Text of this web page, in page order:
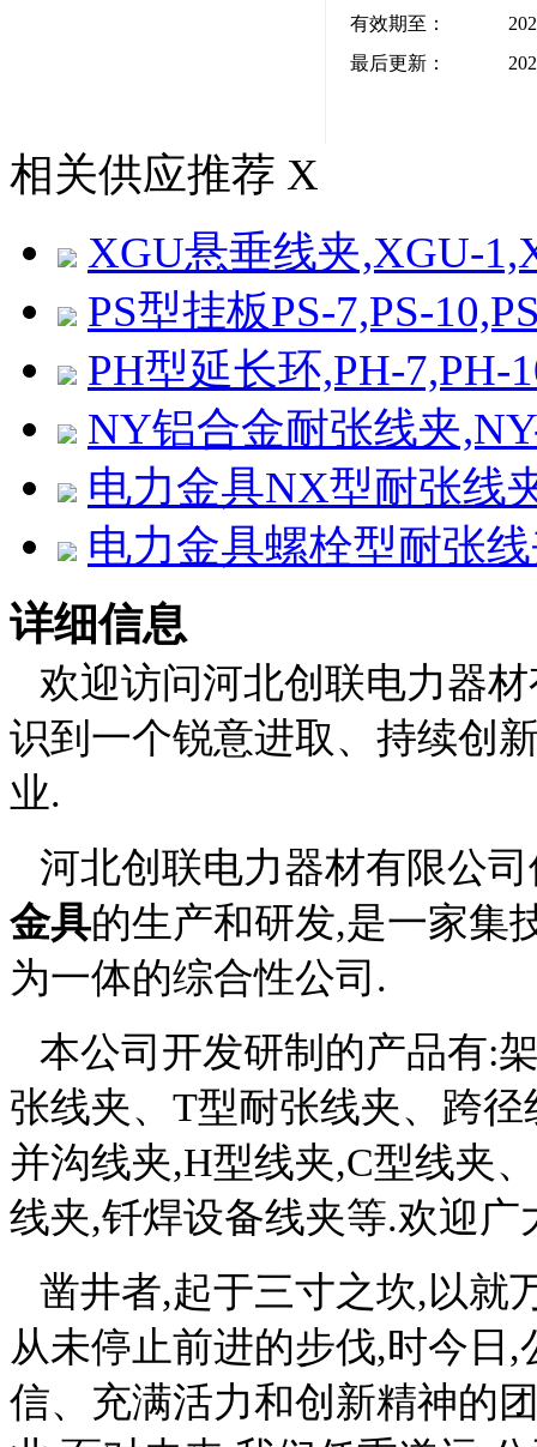
有效期至：
最后更新：
相关供应推荐 X
XGU悬垂线夹,XGU-
PS型挂板PS-7,PS-
PH型延长环,PH-7,PH-
NY铝合金耐张线夹
电力金具NX型耐张线
电力金具螺栓型耐张
详细信息
欢迎访问河北创联电力器
识到一个锐意进取、持续创
业.
河北创联电力器材有限公
金具的生产和研发,是一家集
为一体的综合性公司.
本公司开发研制的产品有:
张线夹、 T型耐张线夹、跨径
并沟线夹,H型线夹,C型线夹、
线夹,钎焊设备线夹等.欢迎广
凿井者,起于三寸之坎,以就
从未停止前进的步伐,时今日
信、充满活力和创新精神的